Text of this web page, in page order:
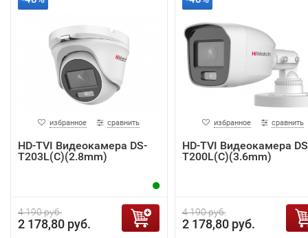
избранное сравнить
HD-TVI Видеокамера DS-
T203L(C)(2.8mm)
4 190 руб.
2 178,80 руб.
избранное сравнить
HD-TVI Видеокамера
T200L(C)(3.6mm)
4 190 руб.
2 178,80 руб.